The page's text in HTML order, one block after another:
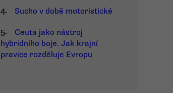
4.
Sucho v době motoristické
5.
Ceuta jako nástroj
hybridního boje. Jak krajní
pravice rozděluje Evropu